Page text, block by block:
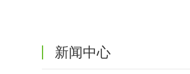
新闻中心
温变粉大批量保存指南｜做对这几步...